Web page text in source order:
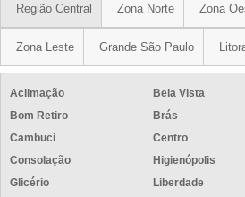
Região Central Zona Norte Zona
Zona Leste Grande São Paulo
Aclimação
Bela Vista
Bom Retiro
Brás
Cambuci
Centro
Consolação
Higienópolis
Glicério
Liberdade